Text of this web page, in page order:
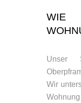
Unser
Wir